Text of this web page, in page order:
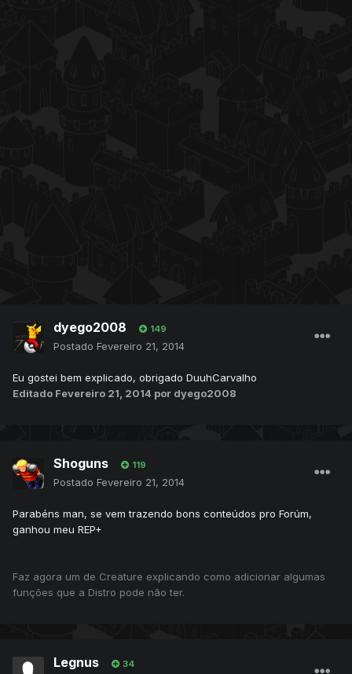
dyego2008 149
Postado Fevereiro 21, 2014
Eu gostei bem explicado, obrigado DuuhCarvalho
Editado Fevereiro 21, 2014 por dyego2008
Shoguns 119
Postado Fevereiro 21, 2014
Parabéns man, se vem trazendo bons conteúdos pro Forúm,
ganhou meu REP+
Faz agora um de Creature explicando como adicionar algumas
funções que a Distro pode não ter.
Legnus 34